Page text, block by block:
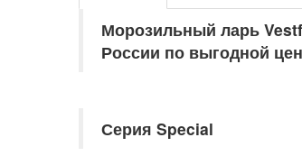
Морозильный ларь
России по выгодной
Серия Special